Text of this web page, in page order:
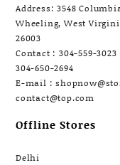
Address: 3548
Wheeling, West
26003
Contact : 304-559-3023
304-650-2694
E-mail :
contact@top.com
Offline Stores
Delhi